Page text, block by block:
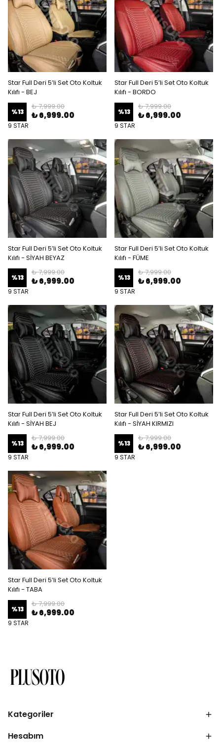
Star Full Deri 5’li Set Oto Koltuk
Kılıfı - BEJ
%13
₺ 7,999.00
₺ 6,999.00
9 STAR
Star Full Deri 5’li Set Oto Koltuk
Kılıfı - BORDO
%13
₺ 7,999.00
₺ 6,999.00
9 STAR
Star Full Deri 5’li Set Oto Koltuk
Kılıfı - SİYAH BEYAZ
%13
₺ 7,999.00
₺ 6,999.00
9 STAR
Star Full Deri 5’li Set Oto Koltuk
Kılıfı - FÜME
%13
₺ 7,999.00
₺ 6,999.00
9 STAR
Star Full Deri 5’li Set Oto Koltuk
Kılıfı - SİYAH BEJ
%13
₺ 7,999.00
₺ 6,999.00
9 STAR
Star Full Deri 5’li Set Oto Koltuk
Kılıfı - SİYAH KIRMIZI
%13
₺ 7,999.00
₺ 6,999.00
9 STAR
Star Full Deri 5’li Set Oto Koltuk
Kılıfı - TABA
%13
₺ 7,999.00
₺ 6,999.00
9 STAR
Kategoriler
Hesabım